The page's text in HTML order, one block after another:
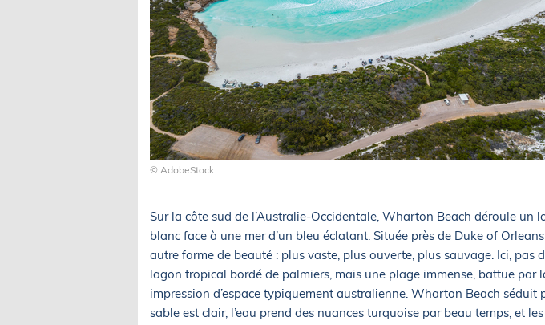
© AdobeStock
Sur la côte sud de l’Australie-Occidentale, Wharton Beach déroule un
blanc face à une mer d’un bleu éclatant. Située près de Duke of
autre forme de beauté : plus vaste, plus ouverte, plus sauvage. Ici, pas
lagon tropical bordé de palmiers, mais une plage immense, battue par
impression d’espace typiquement australienne. Wharton Beach séduit
sable est clair, l’eau prend des nuances turquoise par beau temps, et